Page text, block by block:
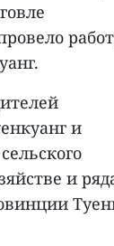
и
и